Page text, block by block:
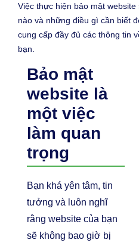
Việc thực hiện bảo mật
nào và những điều gì cần biết
cung cấp đầy đủ các thông tin
bạn.
Bảo mật
website là
một việc
làm quan
trọng
Bạn khá yên tâm, tin
tưởng và luôn nghĩ
rằng website của bạn
sẽ không bao giờ bị